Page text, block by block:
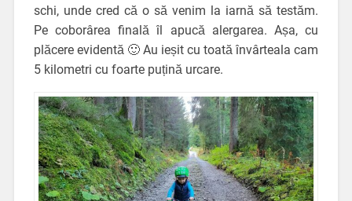
schi, unde cred că o să venim la iarnă să testăm.
Pe coborârea finală îl apucă alergarea. Așa, cu
plăcere evidentă 🙂 Au ieșit cu toată învârteala cam
5 kilometri cu foarte puțină urcare.